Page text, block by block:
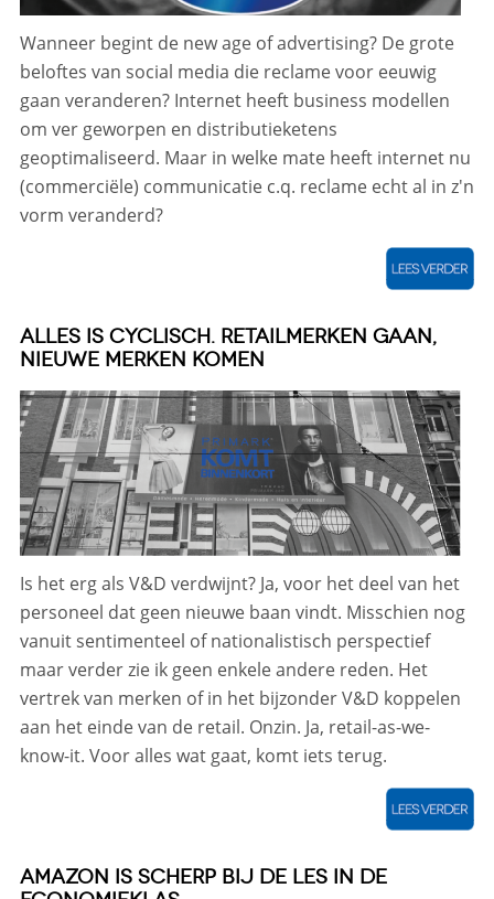
Wanneer begint de new age of advertising? De grote
beloftes van social media die reclame voor eeuwig
gaan veranderen? Internet heeft business modellen
om ver geworpen en distributieketens
geoptimaliseerd. Maar in welke mate heeft internet nu
(commerciële) communicatie c.q. reclame echt al in z'n
vorm veranderd?
ALLES IS CYCLISCH. RETAILMERKEN GAAN,
NIEUWE MERKEN KOMEN
Is het erg als V&D verdwijnt? Ja, voor het deel van het
personeel dat geen nieuwe baan vindt. Misschien nog
vanuit sentimenteel of nationalistisch perspectief
maar verder zie ik geen enkele andere reden. Het
vertrek van merken of in het bijzonder V&D koppelen
aan het einde van de retail. Onzin. Ja, retail-as-we-
know-it. Voor alles wat gaat, komt iets terug.
AMAZON IS SCHERP BIJ DE LES IN DE